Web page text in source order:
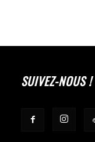
SUIVEZ-NOUS !